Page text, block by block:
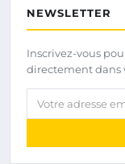
NEWSLETTER
Inscrivez-vous
directement dans
Votre adresse